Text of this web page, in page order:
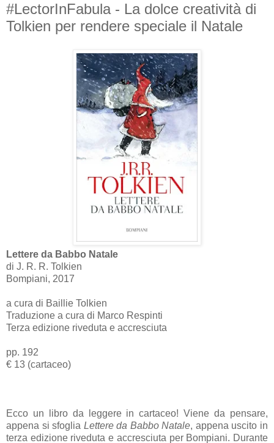
#LectorInFabula - La dolce creatività di
Tolkien per rendere speciale il Natale
Lettere da Babbo Natale
di J. R. R. Tolkien
Bompiani, 2017
a cura di Baillie Tolkien
Traduzione a cura di Marco Respinti
Terza edizione riveduta e accresciuta
pp. 192
€ 13 (cartaceo)
Ecco un libro da leggere in cartaceo! Viene da pensare,
appena si sfoglia Lettere da Babbo Natale, appena uscito in
terza edizione riveduta e accresciuta per Bompiani. Durante